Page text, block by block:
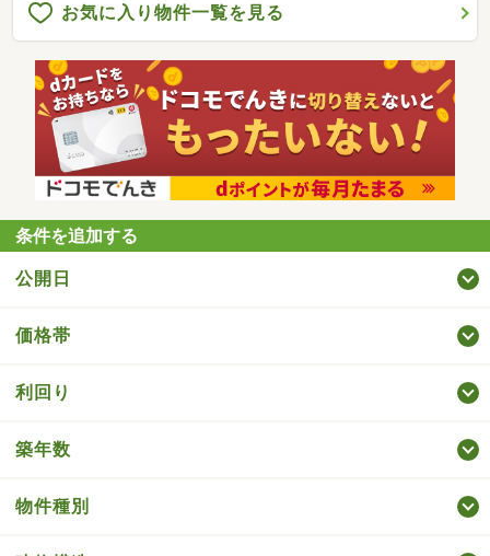
お気に入り物件一覧を見る
条件を追加する
公開日
価格帯
利回り
築年数
物件種別